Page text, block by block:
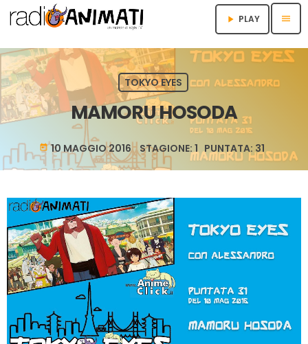
play_arrow PLAY menu
TOKYO EYES
MAMORU HOSODA
today 10 MAGGIO 2016 STAGIONE: 1 PUNTATA: 31